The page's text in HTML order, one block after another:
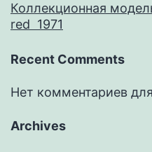
Коллекционная
red 1971
Recent Comments
Нет комментариев
Archives